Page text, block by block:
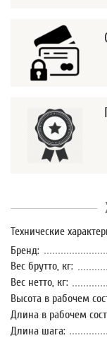
Технические
Бренд:
Вес брутто, кг:
Вес нетто, кг:
Высота в рабочем
Длина в рабочем
Длина шага: